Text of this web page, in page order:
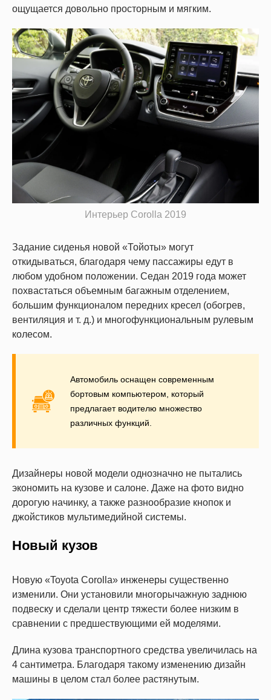
ощущается довольно просторным и мягким.
Интерьер Corolla 2019
Задание сиденья новой «Тойоты» могут
откидываться, благодаря чему пассажиры едут в
любом удобном положении. Седан 2019 года может
похвастаться объемным багажным отделением,
большим функционалом передних кресел (обогрев,
вентиляция и т. д.) и многофункциональным рулевым
колесом.
Автомобиль оснащен современным
бортовым компьютером, который
предлагает водителю множество
различных функций.
Дизайнеры новой модели однозначно не пытались
экономить на кузове и салоне. Даже на фото видно
дорогую начинку, а также разнообразие кнопок и
джойстиков мультимедийной системы.
Новый кузов
Новую «Toyota Corolla» инженеры существенно
изменили. Они установили многорычажную заднюю
подвеску и сделали центр тяжести более низким в
сравнении с предшествующими ей моделями.
Длина кузова транспортного средства увеличилась на
4 сантиметра. Благодаря такому изменению дизайн
машины в целом стал более растянутым.